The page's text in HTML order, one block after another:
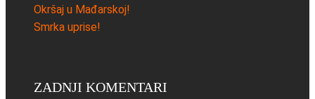
Okršaj u Mađarskoj!
Smrka uprise!
ZADNJI KOMENTARI